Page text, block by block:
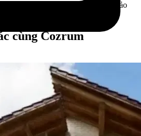
tòa nhà, tài sản và dòng tiền đảm bảo
cùng Cozrum